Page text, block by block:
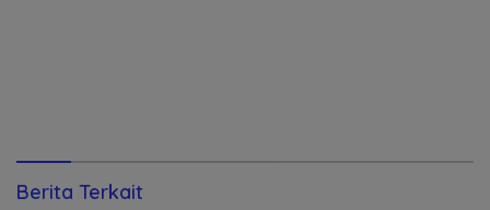
Berita Terkait